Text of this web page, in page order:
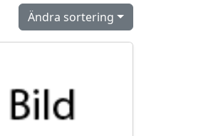
Ändra sortering